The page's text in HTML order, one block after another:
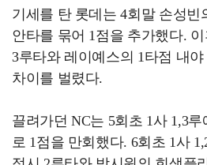
기세를 탄 롯데는 4회말 손성빈
안타를 묶어 1점을 추가했다.
3루타와 레이예스의 1타점 내
차이를 벌렸다.
끌려가던 NC는 5회초 1사 1,3
로 1점을 만회했다. 6회초 1사